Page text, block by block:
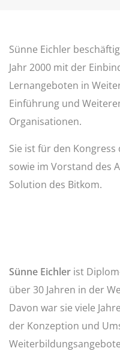
Sünne Eichler
Jahr 2000 mit der
Lernangeboten in
Einführung und
Organisationen.
Sie ist für den Kongress
sowie im Vorstand des
Solution des Bitkom.
Sünne Eichler ist
über 30 Jahren in der
Davon war sie viele
der Konzeption und